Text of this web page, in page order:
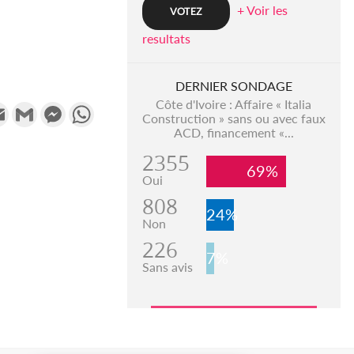
Email Gmail Messenger
+ Voir les
resultats
DERNIER SONDAGE
Côte d'Ivoire : Affaire « Italia
Construction » sans ou avec faux
ACD, financement «...
2355
Oui 69%
808
Non 24%
226
Sans avis 7%